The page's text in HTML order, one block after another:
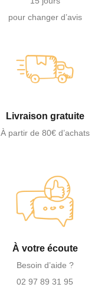
pour changer d’avis
Livraison gratuite
À partir de 80€ d’achats
À votre écoute
Besoin d’aide ?
02 97 89 31 95